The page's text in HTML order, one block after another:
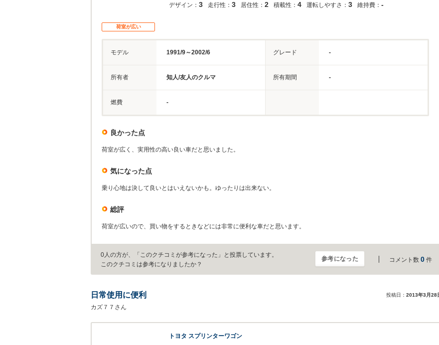
デザイン： 3 走行性： 3 居住性： 2 積載性： 4 運転しやすさ： 3 維持費： -
荷室が広い
モデル 1991/9～2002/6 グレード -
所有者 知人/友人のクルマ 所有期間 -
燃費 -
良かった点
荷室が広く、実用性の高い良い車だと思いました。
気になった点
乗り心地は決して良いとはいえないかも。ゆったりは出来ない。
総評
荷室が広いので、買い物をするときなどには非常に便利な車だと思います。
0人の方が、「このクチコミが参考になった」と投票しています。
このクチコミは参考になりましたか？
参考になった コメント数 0 件
日常使用に便利 投稿日： 2013年3月28
カズ７７さん
トヨタ スプリンターワゴン